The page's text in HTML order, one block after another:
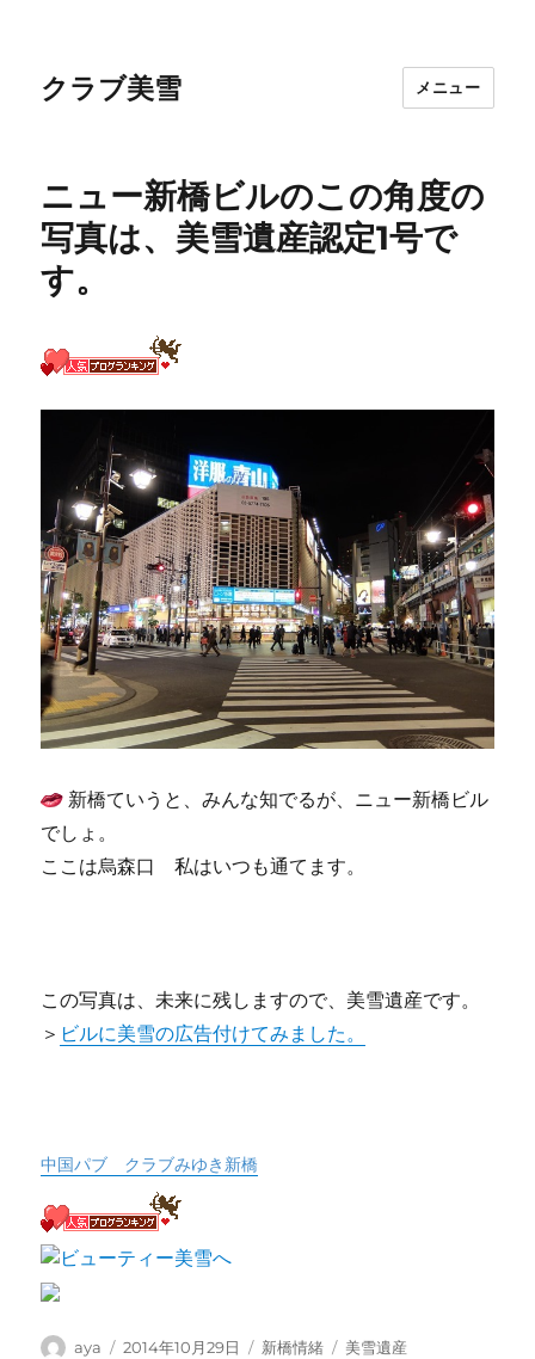
クラブ美雪 メニュー
ニュー新橋ビルのこの角度の
写真は、美雪遺産認定1号で
す。
新橋ていうと、みんな知でるが、ニュー新橋ビル
でしょ。
ここは烏森口 私はいつも通てます。
この写真は、未来に残しますので、美雪遺産です。
＞ ビルに美雪の広告付けてみました。
中国パブ クラブみゆき新橋
投
aya
投
2014年10月29日
カ
新橋情緒
タ
美雪遺産